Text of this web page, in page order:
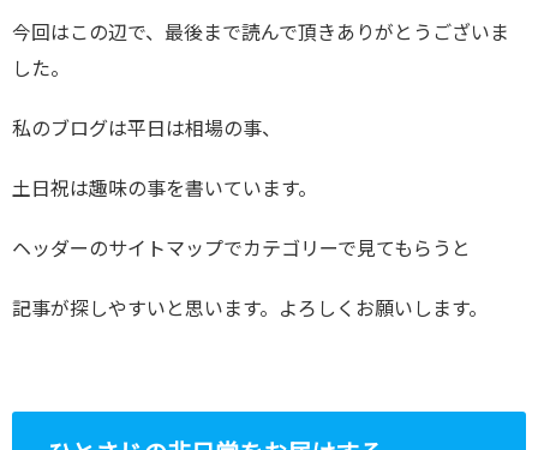
今回はこの辺で、最後まで読んで頂きありがとうございま
した。
私のブログは平日は相場の事、
土日祝は趣味の事を書いています。
ヘッダーのサイトマップでカテゴリーで見てもらうと
記事が探しやすいと思います。よろしくお願いします。